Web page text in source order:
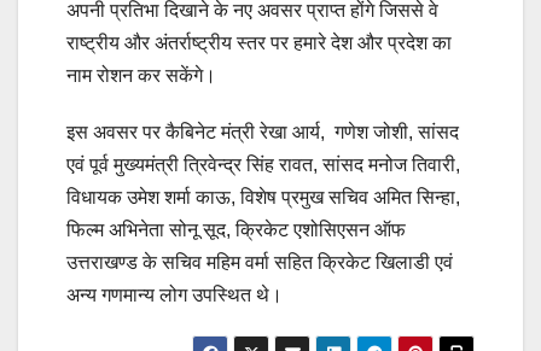
अपनी प्रतिभा दिखाने के नए अवसर प्राप्त होंगे जिससे वे
राष्ट्रीय और अंतर्राष्ट्रीय स्तर पर हमारे देश और प्रदेश का
नाम रोशन कर सकेंगे।
इस अवसर पर कैबिनेट मंत्री रेखा आर्य, गणेश जोशी, सांसद
एवं पूर्व मुख्यमंत्री त्रिवेन्द्र सिंह रावत, सांसद मनोज तिवारी,
विधायक उमेश शर्मा काऊ, विशेष प्रमुख सचिव अमित सिन्हा,
फिल्म अभिनेता सोनू सूद, क्रिकेट एशोसिएसन ऑफ
उत्तराखण्ड के सचिव महिम वर्मा सहित क्रिकेट खिलाडी एवं
अन्य गणमान्य लोग उपस्थित थे।